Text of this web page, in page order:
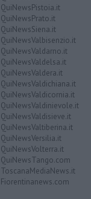
QuiNewsPistoia.it
QuiNewsPrato.it
QuiNewsSiena.it
QuiNewsValbisenzio.it
QuiNewsValdarno.it
QuiNewsValdelsa.it
QuiNewsValdera.it
QuiNewsValdichiana.it
QuiNewsValdicornia.it
QuiNewsValdinievole.it
QuiNewsValdisieve.it
QuiNewsValtiberina.it
QuiNewsVersilia.it
QuiNewsVolterra.it
QuiNewsTango.com
ToscanaMediaNews.it
Fiorentinanews.com